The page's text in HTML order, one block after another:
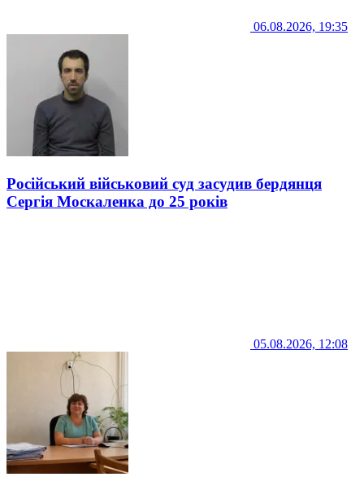
06.08.2026, 19:35
Російський військовий суд засудив бердянця
Сергія Москаленка до 25 років
05.08.2026, 12:08